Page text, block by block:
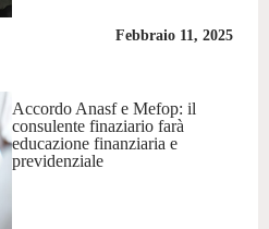
Febbraio 11, 2025
Accordo Anasf e Mefop: il
consulente finaziario farà
educazione finanziaria e
previdenziale